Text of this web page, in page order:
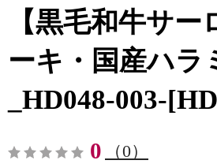
【黒毛和牛サ
ーキ・国産ハラ
_HD048-003-
0 （0）